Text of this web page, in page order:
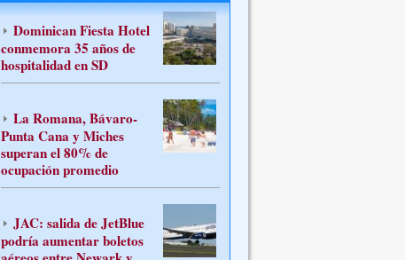
Dominican Fiesta Hotel
conmemora 35 años de
hospitalidad en SD
La Romana, Bávaro-
Punta Cana y Miches
superan el 80% de
ocupación promedio
JAC: salida de JetBlue
podría aumentar boletos